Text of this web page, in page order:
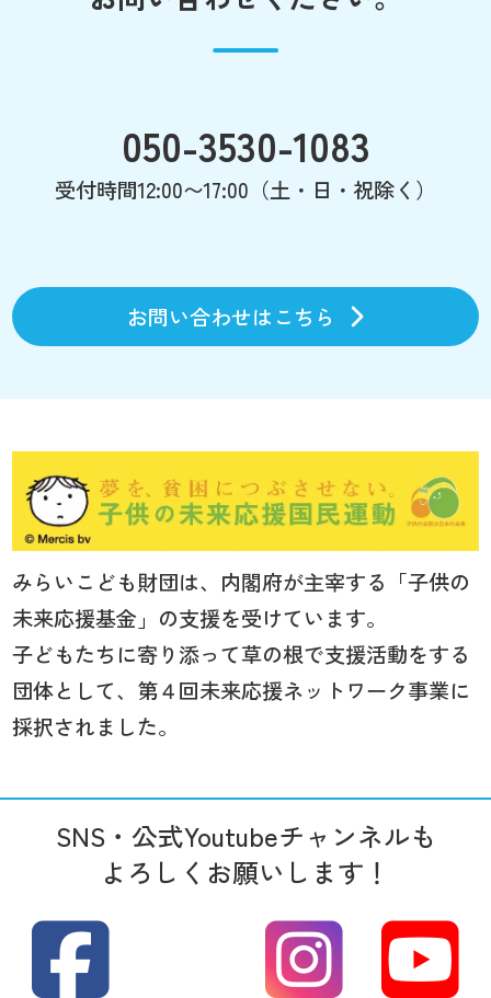
050-3530-1083
受付時間12:00〜17:00（土・日・祝除く）
お問い合わせはこちら
みらいこども財団は、内閣府が主宰する「子供の
未来応援基金」の支援を受けています。
子どもたちに寄り添って草の根で支援活動をする
団体として、第４回未来応援ネットワーク事業に
採択されました。
SNS・公式Youtubeチャンネルも
よろしくお願いします！